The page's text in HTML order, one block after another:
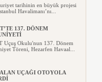
tarihinin en büyük projesi
Havalimanı’nı...
137. DÖNEM
Uçuş Okulu'nun 137. Dönem
Töreni, Hezarfen Havaal...
UÇAĞI OTOYOLA